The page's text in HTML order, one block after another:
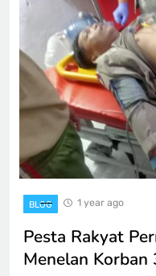
BLOG 1 year ago
Pesta Rakyat
Menelan Korban